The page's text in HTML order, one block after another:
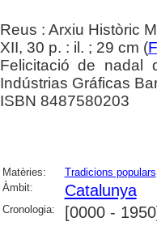
Reus : Arxiu Històric
XII, 30 p. : il. ; 29 cm (
Felicitació de nadal
Indústrias Gráficas
ISBN 8487580203
Matèries: Tradicions populars
Àmbit:
Catalunya
Cronologia: [0000 -